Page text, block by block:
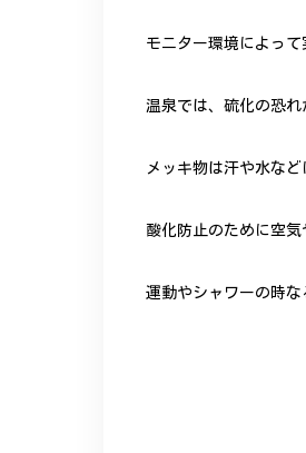
モニター環境によって
温泉では、硫化の恐れ
メッキ物は汗や水な
酸化防止のために空気
運動やシャワーの時な